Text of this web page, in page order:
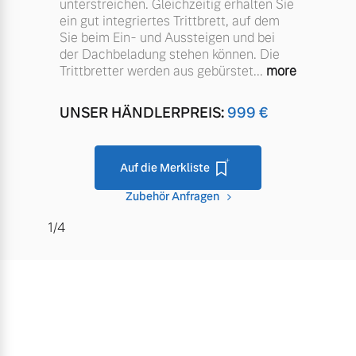
Fahrzeug konfigurieren
Sofort verfügbare Fahrzeuge
Volvo Selekt
Die Neuwagenalternative
Bitte sprechen Sie uns
direkt an.
Mehr erfahren
Entdecken Sie unsere
saisonalen Angebote.
unterstreichen. Gleichzeitig erhalten Sie
ein gut integriertes Trittbrett, auf dem
Sie beim Ein- und Aussteigen und bei
der Dachbeladung stehen können. Die
Trittbretter werden aus gebürstet... more
UNSER HÄNDLERPREIS:999 €
Auf die Merkliste
Zubehör Anfragen
1/4